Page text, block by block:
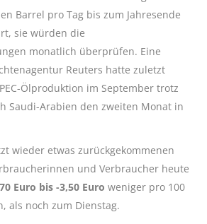
Barrel pro Tag bis zum Jahresende
sie würden die
monatlich überprüfen. Eine
Reuters hatte zuletzt
Ölproduktion im September trotz
Saudi-Arabien den zweiten Monat in
wieder etwas zurückgekommenen
und Verbraucher heute
Euro bis -3,50 Euro weniger pro 100
als noch zum Dienstag.